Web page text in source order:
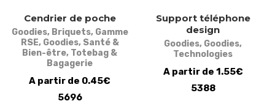
Cendrier de poche
Goodies, Briquets, Gamme
RSE, Goodies, Santé &
Bien-être, Totebag &
Bagagerie
A partir de 0.45€
5696
Support téléphone
design
Goodies, Goodies,
Technologies
A partir de 1.55€
5388